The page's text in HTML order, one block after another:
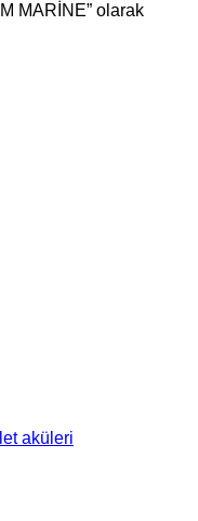
MARİNE” olarak
aküleri